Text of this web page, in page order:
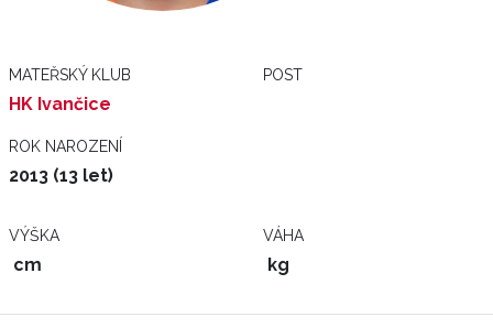
MATEŘSKÝ KLUB
HK Ivančice
POST
ROK NAROZENÍ
2013 (13 let)
VÝŠKA
cm
VÁHA
kg